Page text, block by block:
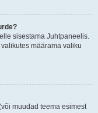
sisestama Juhtpaneelis.
määrama valiku
muudad teema esimest